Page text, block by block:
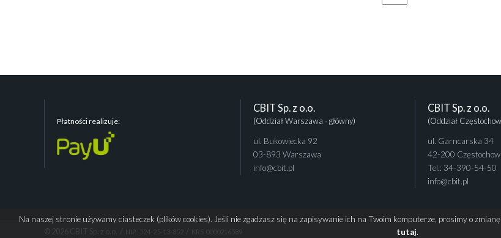
Na naszej stronie używamy ciasteczek (plików cookies). Jeśli nie zgadzasz się na zapisywanie ich na Twoim komputerze, prosimy o
tutaj.
Płatności realizuje:
CBIT Sp. z o.o.
(Oddział Warszawa - główny)
ul. Bukowiecka 92
03-893 Warszawa
info@cbit.pl
CBIT Sp. z o.o.
(Oddział
ul. Garncarska 34
42-200
Tel.: 34-390-54-50
info@cbit.pl
© 2026 CBIT Sp. z o.o. / NIP: 524-25-13-852 KRS 0000216589